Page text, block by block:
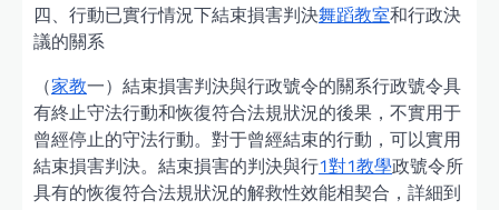
四、行動已實行情況下結束損害判決舞蹈教室和行政決
議的關系
（家教一）結束損害判決與行政號令的關系行政號令具
有終止守法行動和恢復符合法規狀況的後果，不實用于
曾經停止的守法行動。對于曾經結束的行動，可以實用
結束損害判決。結束損害的判決與行1對1教學政號令所
具有的恢復符合法規狀況的解救性效能相契合，詳細到